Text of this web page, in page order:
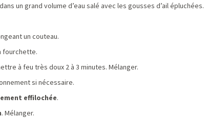
dans un grand volume d’eau salé avec les gousses d’ail épluchées.
un couteau.
fourchette.
à feu très doux 2 à 3 minutes. Mélanger.
si nécessaire.
effilochée.
. Mélanger.